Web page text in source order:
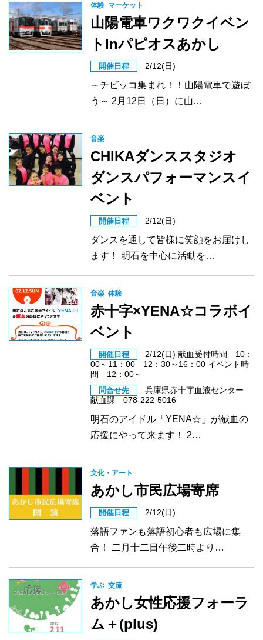
体験 マーケット
山陽電車ワクワクイベン
トInパピオスあかし
開催日程 2/12(日)
～チビッコ集まれ！！山陽電車で遊ぼ
う～ 2月12日（日）に山…
音楽
CHIKAダンススタジオ
ダンスパフォーマンスイ
ベント
開催日程 2/12(日)
ダンスを通して皆様に笑顔をお届けし
ます！ 明石を中心に活動を…
音楽 体験
赤十字×YENA☆コラボイ
ベント
開催日程
2/12(日) 献血受付時間 10：
00～11：00 12：30～16：00 イベント時
間 12：00～
問合せ先
兵庫県赤十字血液センター
献血課 078-222-5016
明石のアイドル「YENA☆」が献血の
応援にやって来ます！ 2…
文化・アート
あかし市民広場寄席
開催日程 2/12(日)
落語ファンも落語初心者も広場に集
合！ 二月十二日午後二時より…
学ぶ 交流
あかし女性応援フォーラ
ム＋(plus)